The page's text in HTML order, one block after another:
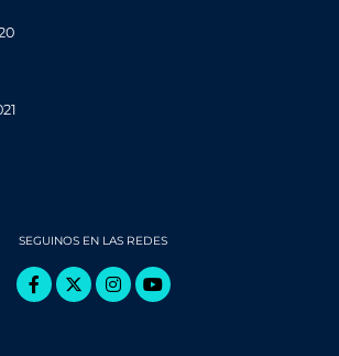
SEGUINOS EN LAS REDES